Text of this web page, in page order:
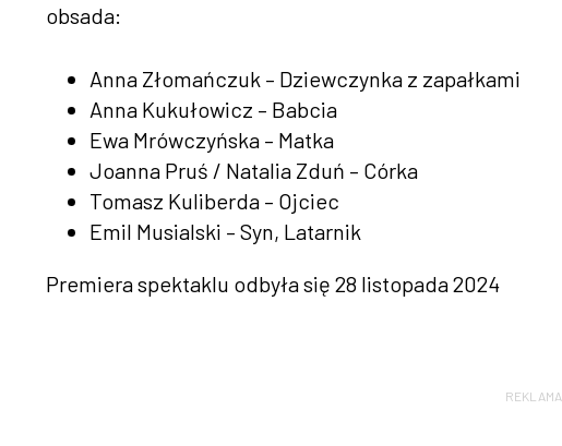
obsada:
Anna Złomańczuk – Dziewczynka z zapałkami
Anna Kukułowicz – Babcia
Ewa Mrówczyńska – Matka
Joanna Pruś / Natalia Zduń – Córka
Tomasz Kuliberda – Ojciec
Emil Musialski – Syn, Latarnik
Premiera spektaklu odbyła się 28 listopada 2024
REKLAMA